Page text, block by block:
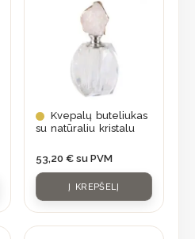
Kvepalų buteliukas
su natūraliu kristalu
53,20 € su PVM
Į KREPŠELĮ